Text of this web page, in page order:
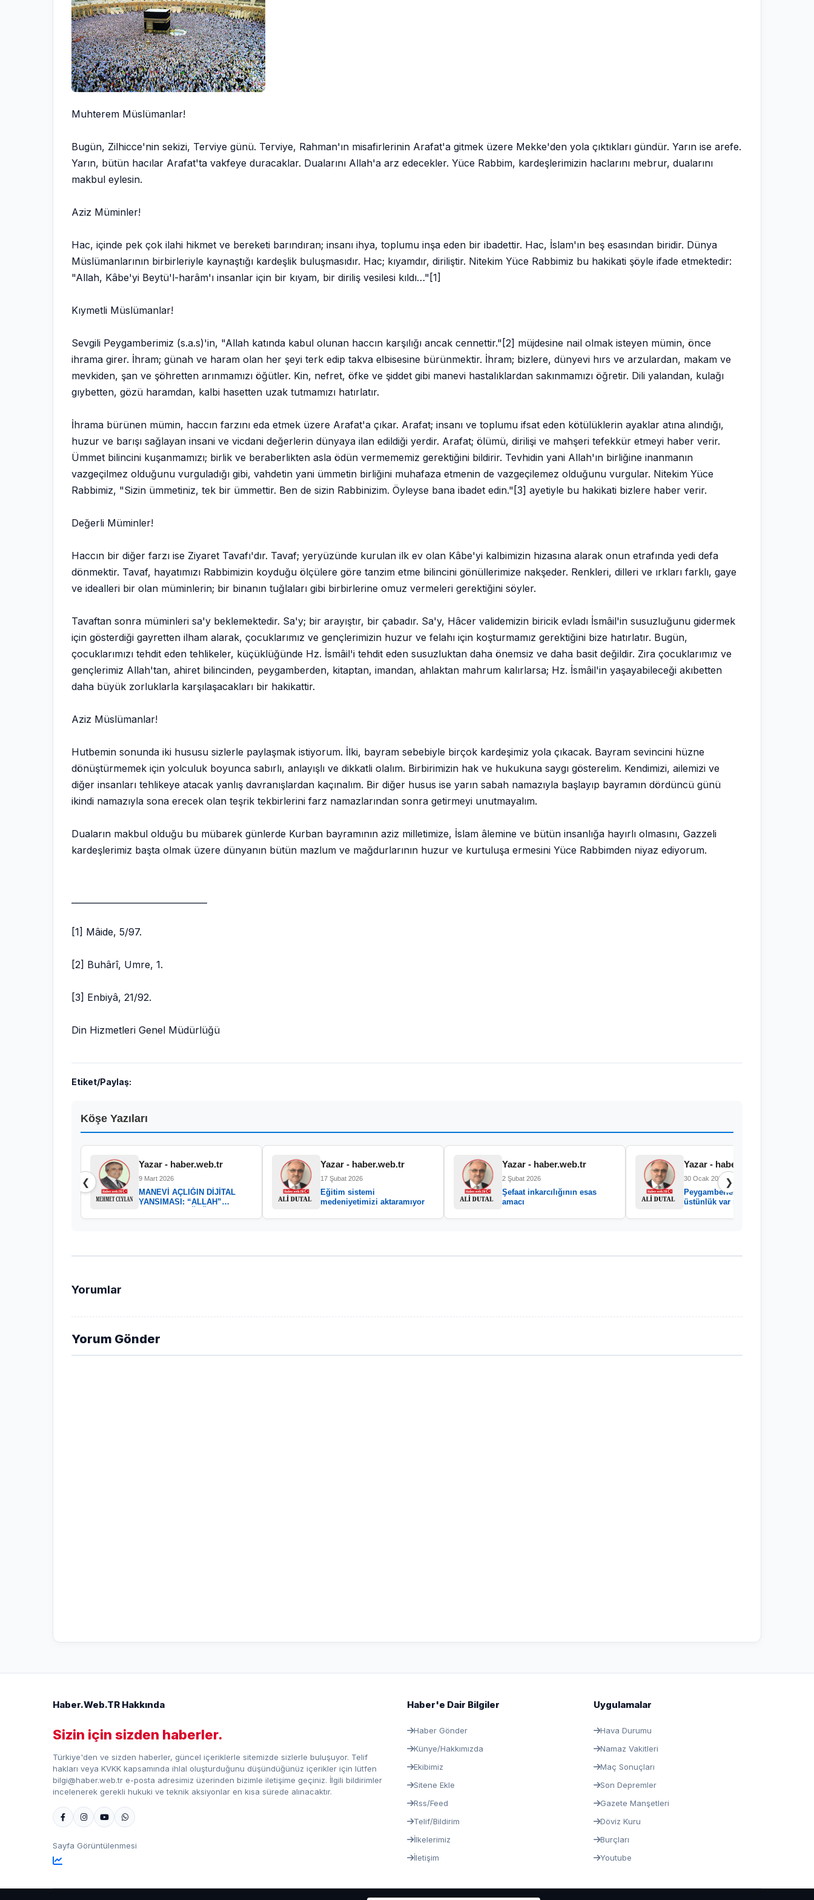
Muhterem Müslümanlar!
Bugün, Zilhicce'nin sekizi, Terviye günü. Terviye, Rahman'ın misafirlerinin Arafat'a gitmek üzere Mekke'den yola çıktıkları gündür. Yarın ise arefe.
Yarın, bütün hacılar Arafat'ta vakfeye duracaklar. Dualarını Allah'a arz edecekler. Yüce Rabbim, kardeşlerimizin haclarını mebrur, dualarını
makbul eylesin.
Aziz Müminler!
Hac, içinde pek çok ilahi hikmet ve bereketi barındıran; insanı ihya, toplumu inşa eden bir ibadettir. Hac, İslam'ın beş esasından biridir. Dünya
Müslümanlarının birbirleriyle kaynaştığı kardeşlik buluşmasıdır. Hac; kıyamdır, diriliştir. Nitekim Yüce Rabbimiz bu hakikati şöyle ifade etmektedir:
"Allah, Kâbe'yi Beytü'l-harâm'ı insanlar için bir kıyam, bir diriliş vesilesi kıldı…"[1]
Kıymetli Müslümanlar!
Sevgili Peygamberimiz (s.a.s)'in, "Allah katında kabul olunan haccın karşılığı ancak cennettir."[2] müjdesine nail olmak isteyen mümin, önce
ihrama girer. İhram; günah ve haram olan her şeyi terk edip takva elbisesine bürünmektir. İhram; bizlere, dünyevi hırs ve arzulardan, makam ve
mevkiden, şan ve şöhretten arınmamızı öğütler. Kin, nefret, öfke ve şiddet gibi manevi hastalıklardan sakınmamızı öğretir. Dili yalandan, kulağı
gıybetten, gözü haramdan, kalbi hasetten uzak tutmamızı hatırlatır.
İhrama bürünen mümin, haccın farzını eda etmek üzere Arafat'a çıkar. Arafat; insanı ve toplumu ifsat eden kötülüklerin ayaklar atına alındığı,
huzur ve barışı sağlayan insani ve vicdani değerlerin dünyaya ilan edildiği yerdir. Arafat; ölümü, dirilişi ve mahşeri tefekkür etmeyi haber verir.
Ümmet bilincini kuşanmamızı; birlik ve beraberlikten asla ödün vermememiz gerektiğini bildirir. Tevhidin yani Allah'ın birliğine inanmanın
vazgeçilmez olduğunu vurguladığı gibi, vahdetin yani ümmetin birliğini muhafaza etmenin de vazgeçilemez olduğunu vurgular. Nitekim Yüce
Rabbimiz, "Sizin ümmetiniz, tek bir ümmettir. Ben de sizin Rabbinizim. Öyleyse bana ibadet edin."[3] ayetiyle bu hakikati bizlere haber verir.
Değerli Müminler!
Haccın bir diğer farzı ise Ziyaret Tavafı'dır. Tavaf; yeryüzünde kurulan ilk ev olan Kâbe'yi kalbimizin hizasına alarak onun etrafında yedi defa
dönmektir. Tavaf, hayatımızı Rabbimizin koyduğu ölçülere göre tanzim etme bilincini gönüllerimize nakşeder. Renkleri, dilleri ve ırkları farklı, gaye
ve idealleri bir olan müminlerin; bir binanın tuğlaları gibi birbirlerine omuz vermeleri gerektiğini söyler.
Tavaftan sonra müminleri sa'y beklemektedir. Sa'y; bir arayıştır, bir çabadır. Sa'y, Hâcer validemizin biricik evladı İsmâil'in susuzluğunu gidermek
için gösterdiği gayretten ilham alarak, çocuklarımız ve gençlerimizin huzur ve felahı için koşturmamız gerektiğini bize hatırlatır. Bugün,
çocuklarımızı tehdit eden tehlikeler, küçüklüğünde Hz. İsmâil'i tehdit eden susuzluktan daha önemsiz ve daha basit değildir. Zira çocuklarımız ve
gençlerimiz Allah'tan, ahiret bilincinden, peygamberden, kitaptan, imandan, ahlaktan mahrum kalırlarsa; Hz. İsmâil'in yaşayabileceği akıbetten
daha büyük zorluklarla karşılaşacakları bir hakikattir.
Aziz Müslümanlar!
Hutbemin sonunda iki hususu sizlerle paylaşmak istiyorum. İlki, bayram sebebiyle birçok kardeşimiz yola çıkacak. Bayram sevincini hüzne
dönüştürmemek için yolculuk boyunca sabırlı, anlayışlı ve dikkatli olalım. Birbirimizin hak ve hukukuna saygı gösterelim. Kendimizi, ailemizi ve
diğer insanları tehlikeye atacak yanlış davranışlardan kaçınalım. Bir diğer husus ise yarın sabah namazıyla başlayıp bayramın dördüncü günü
ikindi namazıyla sona erecek olan teşrik tekbirlerini farz namazlarından sonra getirmeyi unutmayalım.
Duaların makbul olduğu bu mübarek günlerde Kurban bayramının aziz milletimize, İslam âlemine ve bütün insanlığa hayırlı olmasını, Gazzeli
kardeşlerimiz başta olmak üzere dünyanın bütün mazlum ve mağdurlarının huzur ve kurtuluşa ermesini Yüce Rabbimden niyaz ediyorum.
[1] Mâide, 5/97.
[2] Buhârî, Umre, 1.
[3] Enbiyâ, 21/92.
Din Hizmetleri Genel Müdürlüğü
Etiket/Paylaş:
Köşe Yazıları
❮
Yazar - haber.web.tr
9 Mart 2026
MANEVİ AÇLIĞIN DİJİTAL
YANSIMASI: “ALLAH”
Yazar - haber.web.tr
17 Şubat 2026
Eğitim sistemi
medeniyetimizi aktaramıyor
Yazar - haber.web.tr
2 Şubat 2026
Şefaat inkarcılığının esas
amacı
Yazar - haber.web.tr
30 Ocak 2026
Peygamberler arasında
üstünlük var mıdır?
❯
Yorumlar
Yorum Gönder
Haber.Web.TR Hakkında
Sizin için sizden haberler.
Türkiye'den ve sizden haberler, güncel içeriklerle sitemizde sizlerle buluşuyor. Telif
hakları veya KVKK kapsamında ihlal oluşturduğunu düşündüğünüz içerikler için lütfen
bilgi@haber.web.tr e-posta adresimiz üzerinden bizimle iletişime geçiniz. İlgili bildirimler
incelenerek gerekli hukuki ve teknik aksiyonlar en kısa sürede alınacaktır.
Sayfa Görüntülenmesi
Haber'e Dair Bilgiler
Haber Gönder
Künye/Hakkımızda
Ekibimiz
Sitene Ekle
Rss/Feed
Telif/Bildirim
İlkelerimiz
İletişim
Uygulamalar
Hava Durumu
Namaz Vakitleri
Maç Sonuçları
Son Depremler
Gazete Manşetleri
Döviz Kuru
Burçları
Youtube